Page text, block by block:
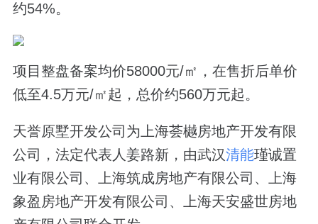
约54%。
项目整盘备案均价58000元/㎡，在售折后单价
低至4.5万元/㎡起，总价约560万元起。
天誉原墅开发公司为上海荟樾房地产开发有限
公司，法定代表人姜路新，由武汉清能瑾诚置
业有限公司、上海筑成房地产有限公司、上海
象盈房地产开发有限公司、上海天安盛世房地